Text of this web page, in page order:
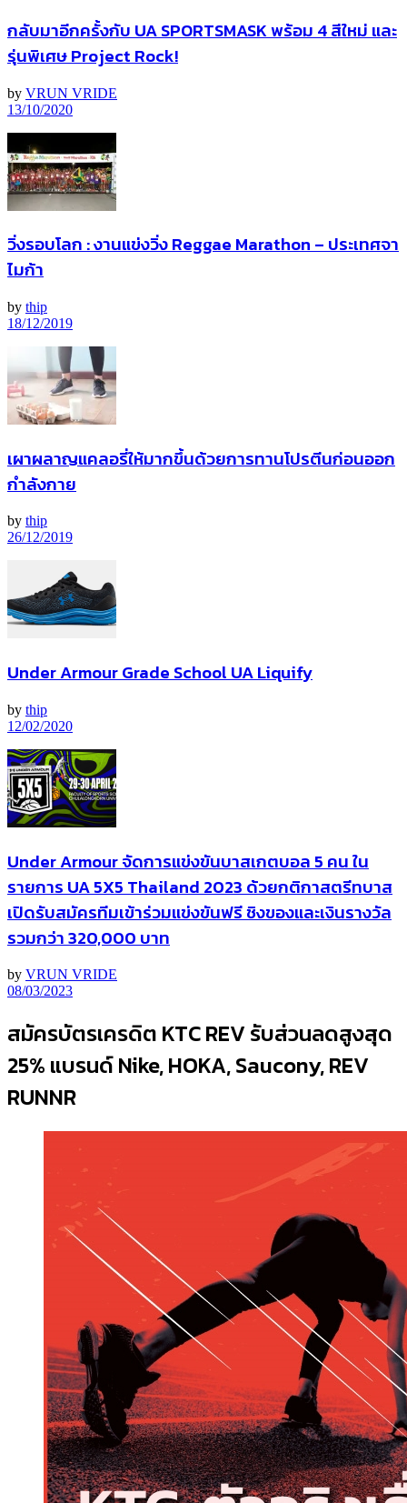
กลับมาอีกครั้งกับ UA SPORTSMASK พร้อม 4 สีใหม่ และ
รุ่นพิเศษ Project Rock!
by VRUN VRIDE
13/10/2020
วิ่งรอบโลก : งานแข่งวิ่ง Reggae Marathon – ประเทศจา
ไมก้า
by thip
18/12/2019
เผาผลาญแคลอรี่ให้มากขึ้นด้วยการทานโปรตีนก่อนออก
กำลังกาย
by thip
26/12/2019
Under Armour Grade School UA Liquify
by thip
12/02/2020
Under Armour จัดการแข่งขันบาสเกตบอล 5 คน ใน
รายการ UA 5X5 Thailand 2023 ด้วยกติกาสตรีทบาส
เปิดรับสมัครทีมเข้าร่วมแข่งขันฟรี ชิงของและเงินรางวัล
รวมกว่า 320,000 บาท
by VRUN VRIDE
08/03/2023
สมัครบัตรเครดิต KTC REV รับส่วนลดสูงสุด
25% แบรนด์ Nike, HOKA, Saucony, REV
RUNNR